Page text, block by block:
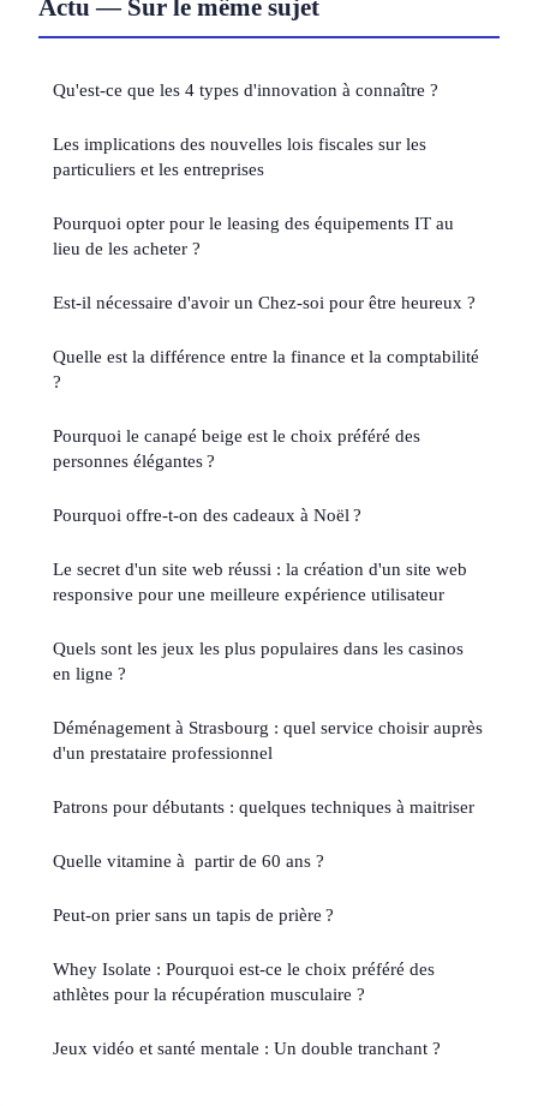
Actu — Sur le même sujet
Qu'est-ce que les 4 types d'innovation à connaître ?
Les implications des nouvelles lois fiscales sur les
particuliers et les entreprises
Pourquoi opter pour le leasing des équipements IT au
lieu de les acheter ?
Est-il nécessaire d'avoir un Chez-soi pour être heureux ?
Quelle est la différence entre la finance et la comptabilité
?
Pourquoi le canapé beige est le choix préféré des
personnes élégantes ?
Pourquoi offre-t-on des cadeaux à Noël ?
Le secret d'un site web réussi : la création d'un site web
responsive pour une meilleure expérience utilisateur
Quels sont les jeux les plus populaires dans les casinos
en ligne ?
Déménagement à Strasbourg : quel service choisir auprès
d'un prestataire professionnel
Patrons pour débutants : quelques techniques à maitriser
Quelle vitamine à partir de 60 ans ?
Peut-on prier sans un tapis de prière ?
Whey Isolate : Pourquoi est-ce le choix préféré des
athlètes pour la récupération musculaire ?
Jeux vidéo et santé mentale : Un double tranchant ?